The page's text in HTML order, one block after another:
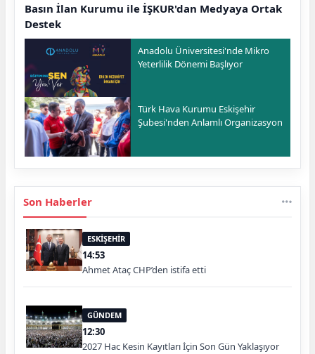
Basın İlan Kurumu ile İŞKUR'dan Medyaya Ortak
Destek
Anadolu Üniversitesi'nde Mikro
Yeterlilik Dönemi Başlıyor
Türk Hava Kurumu Eskişehir
Şubesi'nden Anlamlı Organizasyon
Son Haberler
ESKİŞEHİR
14:53
Ahmet Ataç CHP’den istifa etti
GÜNDEM
12:30
2027 Hac Kesin Kayıtları İçin Son Gün Yaklaşıyor